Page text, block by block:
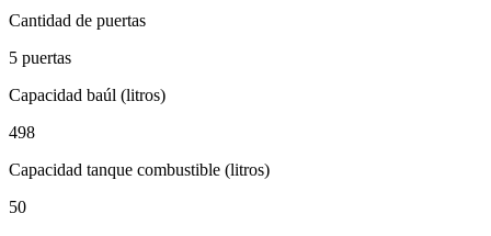
Cantidad de puertas
5 puertas
Capacidad baúl (litros)
498
Capacidad tanque combustible (litros)
50